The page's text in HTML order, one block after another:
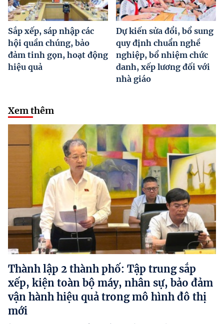
Sắp xếp, sáp nhập các
hội quần chúng, bảo
đảm tinh gọn, hoạt động
hiệu quả
Dự kiến sửa đổi, bổ sung
quy định chuẩn nghề
nghiệp, bổ nhiệm chức
danh, xếp lương đối với
nhà giáo
Xem thêm
Thành lập 2 thành phố: Tập trung sắp
xếp, kiện toàn bộ máy, nhân sự, bảo đảm
vận hành hiệu quả trong mô hình đô thị
mới